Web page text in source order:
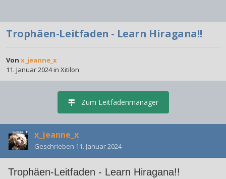
Trophäen-Leitfaden - Learn Hiragana!!
Von x_jeanne_x
11. Januar 2024in Xitilon
Zum Leitfadenmanager
x_jeanne_x
Geschrieben 11. Januar 2024
Trophäen-Leitfaden - Learn Hiragana!!